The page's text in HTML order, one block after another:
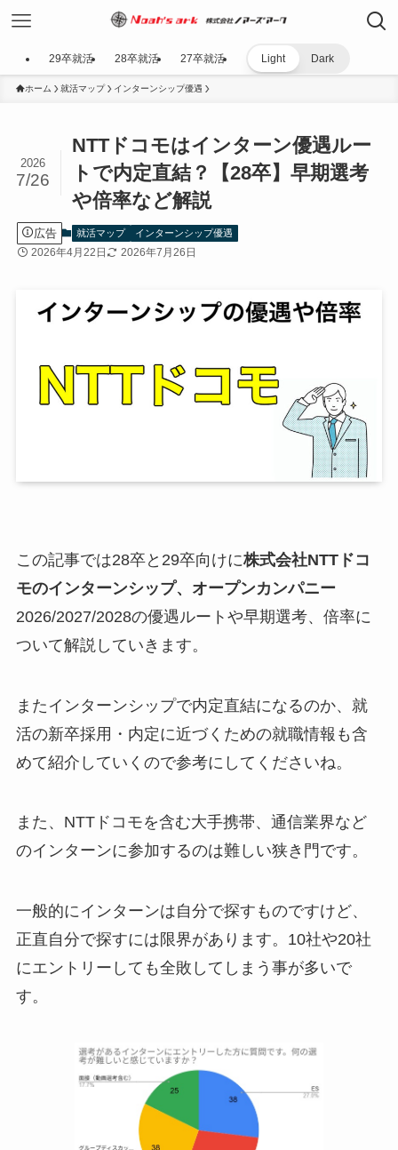
29卒就活 28卒就活 27卒就活 Light Dark
ホーム 就活マップ インターンシップ優遇
NTTドコモはインターン優遇ルー
トで内定直結？【28卒】早期選考
や倍率など解説
2026
7/26
広告 就活マップ インターンシップ優遇
2026年4月22日 2026年7月26日
この記事では28卒と29卒向けに株式会社NTTドコ
モのインターンシップ、オープンカンパニー
2026/2027/2028の優遇ルートや早期選考、倍率に
ついて解説していきます。
またインターンシップで内定直結になるのか、就
活の新卒採用・内定に近づくための就職情報も含
めて紹介していくので参考にしてくださいね。
また、NTTドコモを含む大手携帯、通信業界など
のインターンに参加するのは難しい狭き門です。
一般的にインターンは自分で探すものですけど、
正直自分で探すには限界があります。10社や20社
にエントリーしても全敗してしまう事が多いで
す。